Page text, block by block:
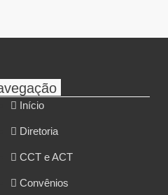
Início
Diretoria
CCT e ACT
Convênios